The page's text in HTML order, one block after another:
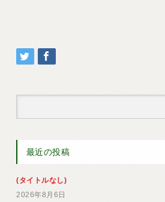
最近の投稿
(タイトルなし)
2026年8月6日